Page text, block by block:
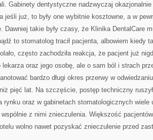
Gabinety dentystyczne nadzwyczaj okazjonalnie
jeśli już, to były one wybitnie kosztowne, a w
Dawniej takie były czasy, że Klinika DentalCare
to stomatolog tracił pacjenta, albowiem kiedy
często zachodziła reakcja, że pacjent już
lekarza oraz jego osobę, ale o sam ból i strach
bardzo długi okres przerwy w
pięć lat. Na szczęście, postęp techniczny
rynku oraz w gabinetach stomatologicznych wiele
z nimi znieczulenia. Większość
wolno nawet pozyskać znieczulenie przed